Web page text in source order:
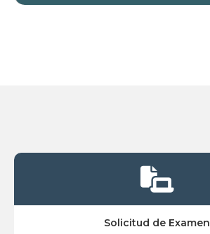

Solicitud de Examen